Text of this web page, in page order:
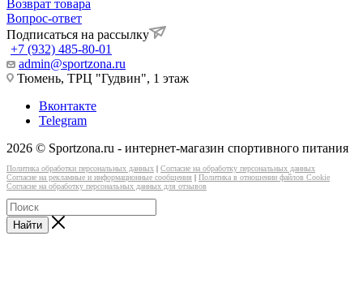
Возврат товара
Вопрос-ответ
Подписаться на рассылку
+7 (932) 485-80-01
admin@sportzona.ru
Тюмень, ТРЦ "Гудвин", 1 этаж
Вконтакте
Telegram
2026 © Sportzona.ru - интернет-магазин спортивного питания
Политика обработки персональных данных | Согласие на обработку персональных данных
Согласие на рекламные и информационные сообщения | Политика в отношении файлов Cookie
Согласие на обработку персональных данных для отзывов
Найти